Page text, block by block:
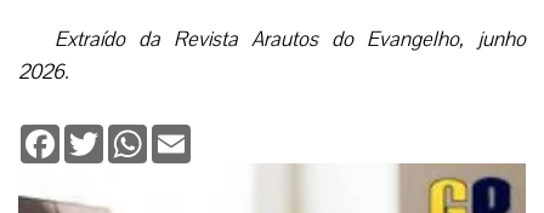
Extraído da Revista Arautos do Evangelho, junho
2026.
Facebook
TwitterWhatsApp